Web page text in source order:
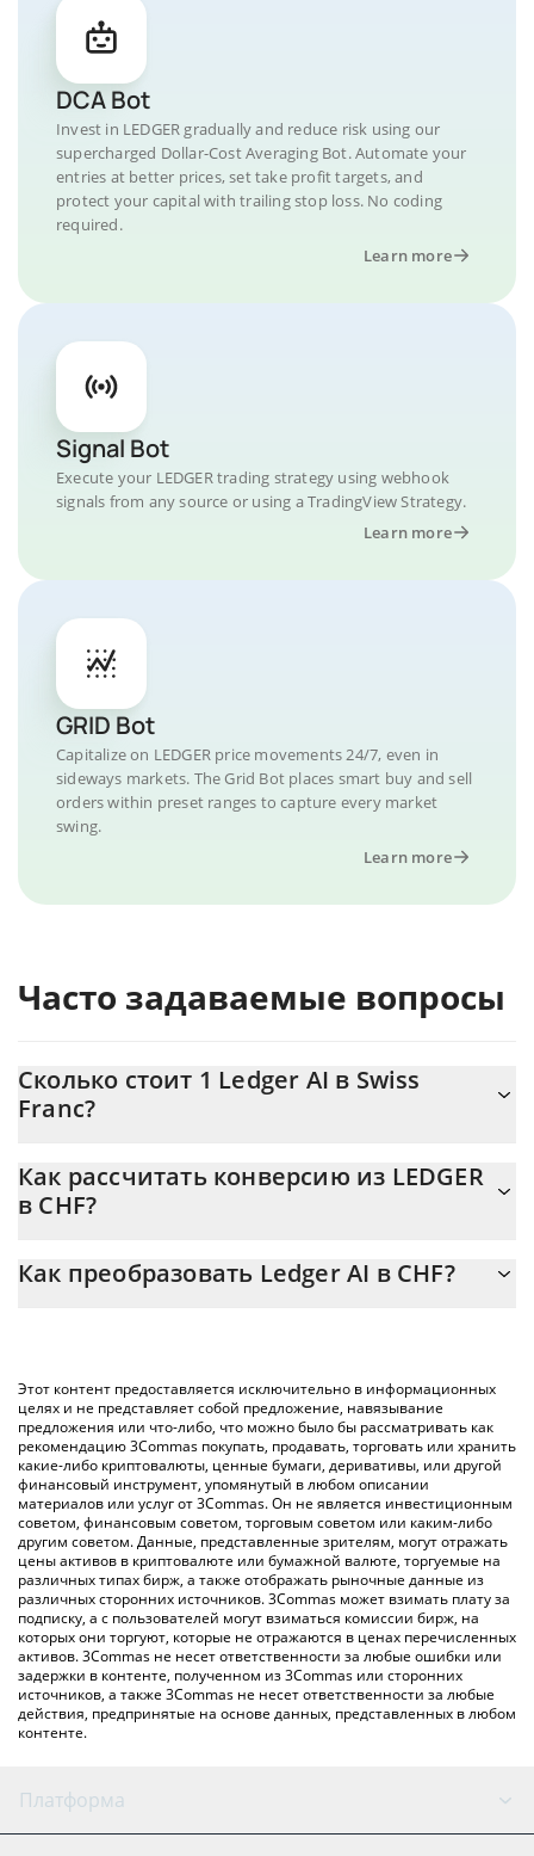
DCA Bot
Invest in LEDGER gradually and reduce risk using our
supercharged Dollar-Cost Averaging Bot. Automate your
entries at better prices, set take profit targets, and
protect your capital with trailing stop loss. No coding
required.
Learn more
Signal Bot
Execute your LEDGER trading strategy using webhook
signals from any source or using a TradingView Strategy.
Learn more
GRID Bot
Capitalize on LEDGER price movements 24/7, even in
sideways markets. The Grid Bot places smart buy and sell
orders within preset ranges to capture every market
swing.
Learn more
Часто задаваемые вопросы
Сколько стоит 1 Ledger AI в Swiss
Franc?
На данный момент 1 Ledger AI равно 0.00062957 {toSymbol
Как рассчитать конверсию из LEDGER
в CHF?
цену конвертации LEDGER в CHF, просто введя сумму Ledger
Вы также можете использовать приведенную выше таблицу
цен Ledger AI, чтобы проверить последние цены на Ledger
AI в основных фиатных и криптовалютах.
Как преобразовать Ledger AI в CHF?
Этот контент предоставляется исключительно в информационных
целях и не представляет собой предложение, навязывание
предложения или что-либо, что можно было бы рассматривать как
рекомендацию 3Commas покупать, продавать, торговать или хранить
какие-либо криптовалюты, ценные бумаги, деривативы, или другой
финансовый инструмент, упомянутый в любом описании
материалов или услуг от 3Commas. Он не является инвестиционным
советом, финансовым советом, торговым советом или каким-либо
другим советом. Данные, представленные зрителям, могут отражать
цены активов в криптовалюте или бумажной валюте, торгуемые на
различных типах бирж, а также отображать рыночные данные из
различных сторонних источников. 3Commas может взимать плату за
подписку, а с пользователей могут взиматься комиссии бирж, на
которых они торгуют, которые не отражаются в ценах перечисленных
активов. 3Commas не несет ответственности за любые ошибки или
задержки в контенте, полученном из 3Commas или сторонних
источников, а также 3Commas не несет ответственности за любые
действия, предпринятые на основе данных, представленных в любом
контенте.
Платформа